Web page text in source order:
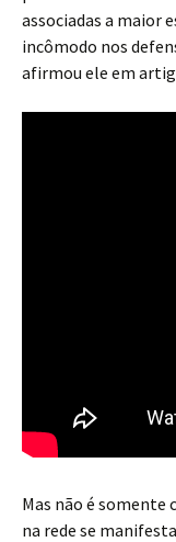
associadas a maior
incômodo nos
afirmou ele em
Mas não é somente
na rede se